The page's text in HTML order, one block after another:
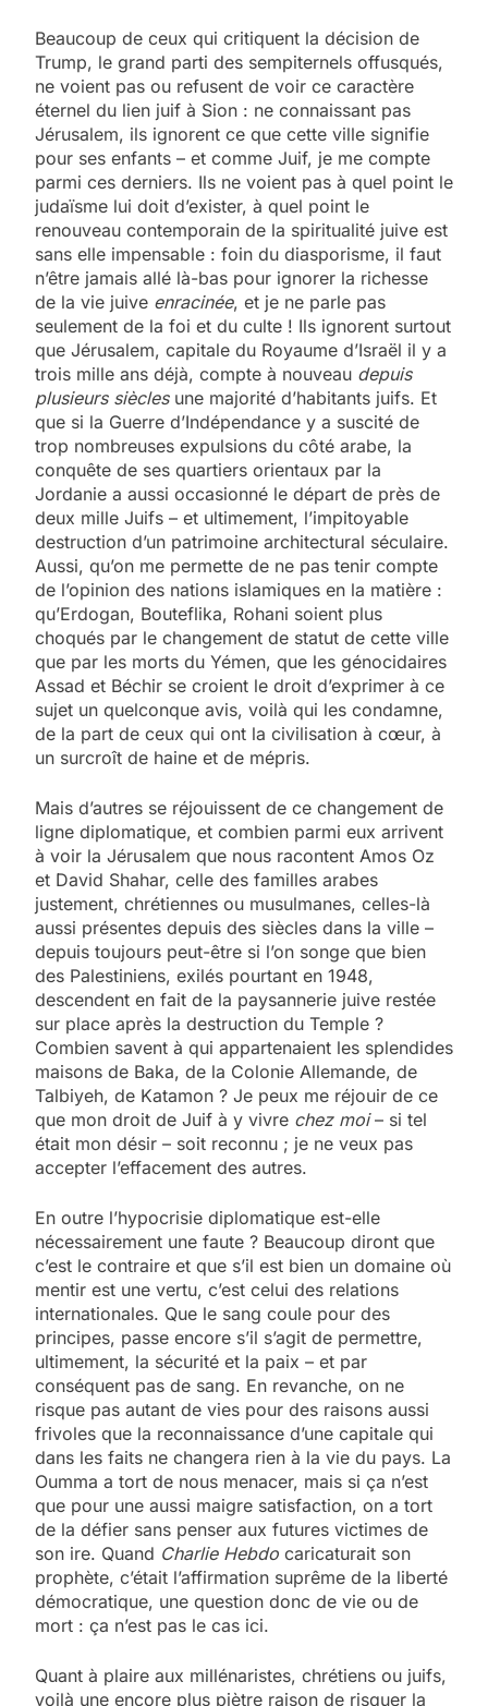
Beaucoup de ceux qui critiquent la décision de
Trump, le grand parti des sempiternels offusqués,
ne voient pas ou refusent de voir ce caractère
éternel du lien juif à Sion : ne connaissant pas
Jérusalem, ils ignorent ce que cette ville signifie
pour ses enfants – et comme Juif, je me compte
parmi ces derniers. Ils ne voient pas à quel point le
judaïsme lui doit d’exister, à quel point le
renouveau contemporain de la spiritualité juive est
sans elle impensable : foin du diasporisme, il faut
n’être jamais allé là-bas pour ignorer la richesse
de la vie juive enracinée, et je ne parle pas
seulement de la foi et du culte ! Ils ignorent surtout
que Jérusalem, capitale du Royaume d’Israël il y a
trois mille ans déjà, compte à nouveau depuis
plusieurs sièclesune majorité d’habitants juifs. Et
que si la Guerre d’Indépendance y a suscité de
trop nombreuses expulsions du côté arabe, la
conquête de ses quartiers orientaux par la
Jordanie a aussi occasionné le départ de près de
deux mille Juifs – et ultimement, l’impitoyable
destruction d’un patrimoine architectural séculaire.
Aussi, qu’on me permette de ne pas tenir compte
de l’opinion des nations islamiques en la matière :
qu’Erdogan, Bouteflika, Rohani soient plus
choqués par le changement de statut de cette ville
que par les morts du Yémen, que les génocidaires
Assad et Béchir se croient le droit d’exprimer à ce
sujet un quelconque avis, voilà qui les condamne,
de la part de ceux qui ont la civilisation à cœur, à
un surcroît de haine et de mépris.
Mais d’autres se réjouissent de ce changement de
ligne diplomatique, et combien parmi eux arrivent
à voir la Jérusalem que nous racontent Amos Oz
et David Shahar, celle des familles arabes
justement, chrétiennes ou musulmanes, celles-là
aussi présentes depuis des siècles dans la ville –
depuis toujours peut-être si l’on songe que bien
des Palestiniens, exilés pourtant en 1948,
descendent en fait de la paysannerie juive restée
sur place après la destruction du Temple ?
Combien savent à qui appartenaient les splendides
maisons de Baka, de la Colonie Allemande, de
Talbiyeh, de Katamon ? Je peux me réjouir de ce
que mon droit de Juif à y vivre chez moi– si tel
était mon désir – soit reconnu ; je ne veux pas
accepter l’effacement des autres.
En outre l’hypocrisie diplomatique est-elle
nécessairement une faute ? Beaucoup diront que
c’est le contraire et que s’il est bien un domaine où
mentir est une vertu, c’est celui des relations
internationales. Que le sang coule pour des
principes, passe encore s’il s’agit de permettre,
ultimement, la sécurité et la paix – et par
conséquent pas de sang. En revanche, on ne
risque pas autant de vies pour des raisons aussi
frivoles que la reconnaissance d’une capitale qui
dans les faits ne changera rien à la vie du pays. La
Oumma a tort de nous menacer, mais si ça n’est
que pour une aussi maigre satisfaction, on a tort
de la défier sans penser aux futures victimes de
son ire. Quand Charlie Hebdo caricaturait son
prophète, c’était l’affirmation suprême de la liberté
démocratique, une question donc de vie ou de
mort : ça n’est pas le cas ici.
Quant à plaire aux millénaristes, chrétiens ou juifs,
voilà une encore plus piètre raison de risquer la